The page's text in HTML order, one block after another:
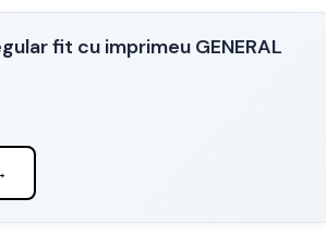
fit cu imprimeu GENERAL